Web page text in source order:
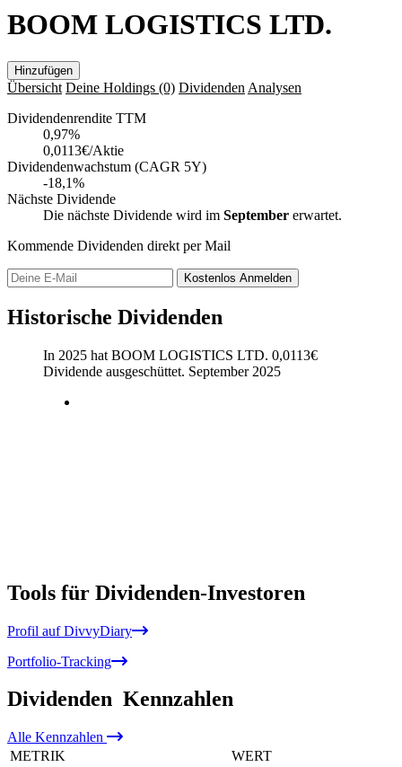
BOOM LOGISTICS LTD.
Hinzufügen
Übersicht Deine Holdings (0) Dividenden Analysen
Dividendenrendite TTM
0,97%
0,0113€/Aktie
Dividendenwachstum (CAGR 5Y)
-18,1%
Nächste Dividende
Die nächste Dividende wird im September erwartet.
Kommende Dividenden direkt per Mail
Kostenlos Anmelden
Historische Dividenden
In 2025 hat BOOM LOGISTICS LTD. 0,0113€
Dividende ausgeschüttet. September 2025
Tools für Dividenden-Investoren
Profil auf DivvyDiary
Portfolio-Tracking
Dividenden Kennzahlen
Alle Kennzahlen
METRIK
WERT